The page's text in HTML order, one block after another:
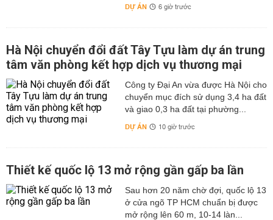
DỰ ÁN 6 giờ trước
Hà Nội chuyển đổi đất Tây Tựu làm dự án trung
tâm văn phòng kết hợp dịch vụ thương mại
Công ty Đại An vừa được Hà Nội cho
chuyển mục đích sử dụng 3,4 ha đất
và giao 0,3 ha đất tại phường...
DỰ ÁN 10 giờ trước
Thiết kế quốc lộ 13 mở rộng gần gấp ba lần
Sau hơn 20 năm chờ đợi, quốc lộ 13
ở cửa ngõ TP HCM chuẩn bị được
mở rộng lên 60 m, 10-14 làn...